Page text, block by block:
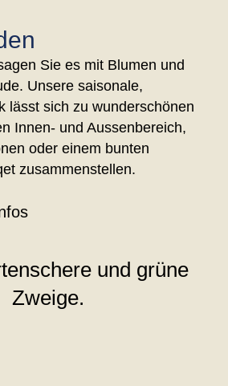
Sie es mit Blumen und
Unsere saisonale,
lässt sich zu wunderschönen
Innen- und Aussenbereich,
oder einem bunten
zusammenstellen.